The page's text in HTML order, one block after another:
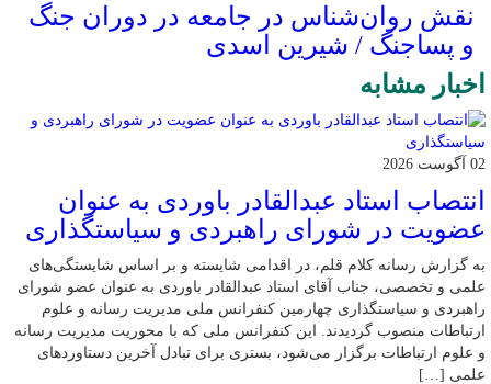
نقش روان‌شناس در جامعه در دوران جنگ
و پساجنگ / شیرین اسدی
اخبار مشابه
02 آگوست 2026
انتصاب استاد عبدالقادر باوردی به عنوان
عضویت در شورای راهبردی و سیاستگذاری
به گزارش رسانه کلام قلم، در اقدامی شایسته و بر اساس شایستگی‌های
علمی و تخصصی، جناب آقای استاد عبدالقادر باوردی به عنوان عضو شورای
راهبردی و سیاستگذاری چهارمین کنفرانس ملی مدیریت رسانه و علوم
ارتباطات منصوب گردیدند. این کنفرانس ملی که با محوریت مدیریت رسانه
و علوم ارتباطات برگزار می‌شود، بستری برای تبادل آخرین دستاوردهای
علمی […]